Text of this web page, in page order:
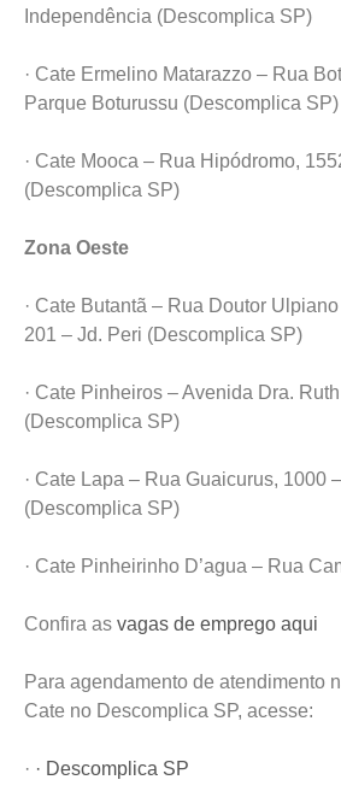
Independência (Descomplica SP)
· Cate Ermelino Matarazzo – Rua
Parque Boturussu (Descomplica SP)
· Cate Mooca – Rua Hipódromo,
(Descomplica SP)
Zona Oeste
· Cate Butantã – Rua Doutor
201 – Jd. Peri (Descomplica SP)
· Cate Pinheiros – Avenida Dra.
(Descomplica SP)
· Cate Lapa – Rua Guaicurus, 1000
(Descomplica SP)
· Cate Pinheirinho D’agua – Rua
Confira as vagas de emprego aqui
Para agendamento de atendimento
Cate no Descomplica SP, acesse:
· · Descomplica SP